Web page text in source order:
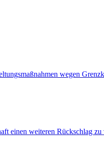
wegen
einen weiteren Rückschlag zu